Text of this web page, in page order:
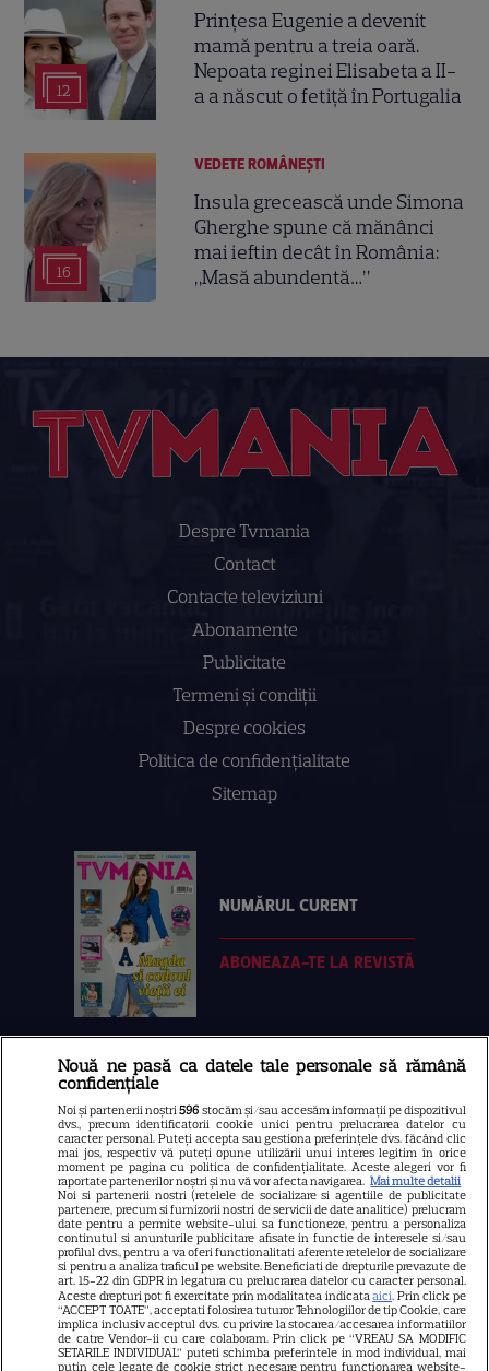
12
Prințesa Eugenie a devenit
mamă pentru a treia oară.
Nepoata reginei Elisabeta a II-
a a născut o fetiță în Portugalia
16
VEDETE ROMÂNEŞTI
Insula grecească unde Simona
Gherghe spune că mănânci
mai ieftin decât în România:
„Masă abundentă…”
Despre Tvmania
Contact
Contacte televiziuni
Abonamente
Publicitate
Termeni și condiții
Despre cookies
Politica de confidenţialitate
Sitemap
NUMĂRUL CURENT
ABONEAZA-TE LA REVISTĂ
Libertatea
Libertatea pentru femei
GSP
Știri mondene
Avantaje
Elle
Unica
Retete practice
URMĂREȘTE-NE PE
Nouă ne pasă ca datele tale personale să rămână
confidențiale
Noi și partenerii noștri596 stocăm și/sau accesăm informații pe dispozitivul
dvs., precum identificatorii cookie unici pentru prelucrarea datelor cu
caracter personal. Puteți accepta sau gestiona preferințele dvs. făcând clic
mai jos, respectiv vă puteți opune utilizării unui interes legitim în orice
moment pe pagina cu politica de confidențialitate. Aceste alegeri vor fi
raportate partenerilor noștri și nu vă vor afecta navigarea. Mai multe detalii
Noi si partenerii nostri (retelele de socializare si agentiile de publicitate
partenere, precum si furnizorii nostri de servicii de date analitice) prelucram
date pentru a permite website-ului sa functioneze, pentru a personaliza
continutul si anunturile publicitare afisate in functie de interesele si/sau
profilul dvs., pentru a va oferi functionalitati aferente retelelor de socializare
si pentru a analiza traficul pe website. Beneficiati de drepturile prevazute de
art. 15-22 din GDPR in legatura cu prelucrarea datelor cu caracter personal.
Aceste drepturi pot fi exercitate prin modalitatea indicataaici. Prin click pe
“ACCEPT TOATE”, acceptati folosirea tuturor Tehnologiilor de tip Cookie, care
implica inclusiv acceptul dvs. cu privire la stocarea/accesarea informatiilor
de catre Vendor-ii cu care colaboram. Prin click pe “VREAU SA MODIFIC
SETARILE INDIVIDUAL” puteti schimba preferintele in mod individual, mai
putin cele legate de cookie strict necesare pentru functionarea website-